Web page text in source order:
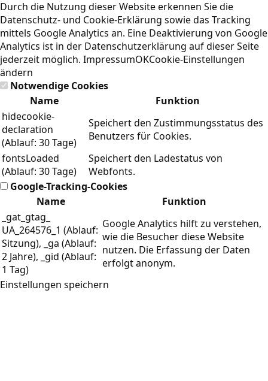
Durch die Nutzung dieser Website erkennen Sie die
Datenschutz- und Cookie-Erklärung sowie das Tracking
mittels Google Analytics an. Eine Deaktivierung von Google
Analytics ist in der Datenschutzerklärung auf dieser Seite
jederzeit möglich. ImpressumOKCookie-Einstellungen
ändern
Notwendige Cookies
Name
Funktion
hidecookie-
declaration
(Ablauf: 30 Tage)
Speichert den Zustimmungsstatus des
Benutzers für Cookies.
fontsLoaded
(Ablauf: 30 Tage)
Speichert den Ladestatus von
Webfonts.
Google-Tracking-Cookies
Name
Funktion
_gat_gtag_
UA_264576_1 (Ablauf:
Sitzung), _ga (Ablauf:
2 Jahre), _gid (Ablauf:
1 Tag)
Google Analytics hilft zu verstehen,
wie die Besucher diese Website
nutzen. Die Erfassung der Daten
erfolgt anonym.
Einstellungen speichern